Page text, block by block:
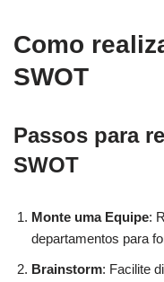
Como
SWOT
Passos para
SWOT
Monte uma Equipe:
departamentos para
Brainstorm: Facilite